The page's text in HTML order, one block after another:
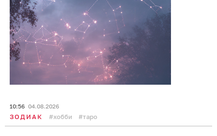
10:56 04.08.2026
ЗОДИАК хобби таро